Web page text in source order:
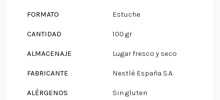
FORMATO Estuche
CANTIDAD 100 gr
ALMACENAJE Lugar fresco y seco
FABRICANTE Nestlé España S.A.
ALÉRGENOS Sin gluten